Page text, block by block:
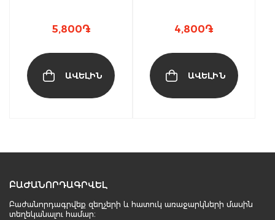
5,800֏
ԱՎԵԼԻՆ
4,800֏
ԱՎԵԼԻՆ
ԲԱԺԱՆՈՐԴԱԳՐՎԵԼ
Բաժանորդագրվեք զեղչերի և հատուկ առաջարկների մասին
տեղեկանալու համար։